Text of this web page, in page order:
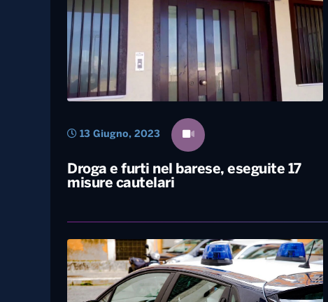
Droga e furti nel barese, eseguite 17
misure cautelari
13 Giugno, 2023